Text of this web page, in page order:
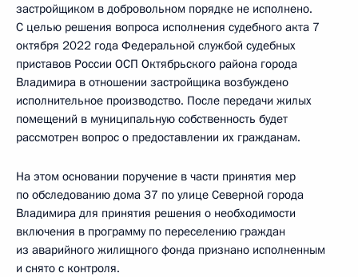
застройщиком в добровольном порядке не исполнено.
С целью решения вопроса исполнения судебного акта 7
октября 2022 года Федеральной службой судебных
приставов России ОСП Октябрьского района города
Владимира в отношении застройщика возбуждено
исполнительное производство. После передачи жилых
помещений в муниципальную собственность будет
рассмотрен вопрос о предоставлении их гражданам.
На этом основании поручение в части принятия мер
по обследованию дома 37 по улице Северной города
Владимира для принятия решения о необходимости
включения в программу по переселению граждан
из аварийного жилищного фонда признано исполненным
и снято с контроля.